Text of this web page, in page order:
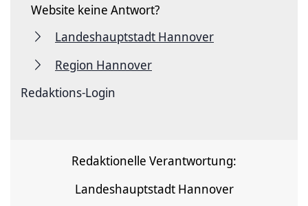
Website keine Antwort?
Landeshauptstadt Hannover
Region Hannover
Redaktions-Login
Redaktionelle Verantwortung:
Landeshauptstadt Hannover